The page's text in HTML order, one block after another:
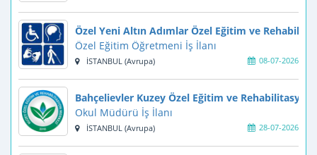
Özel Yeni Altın Adımlar Özel Eğitim ve
Özel Eğitim Öğretmeni İş İlanı
08-07-2026
İSTANBUL (Avrupa)
Bahçelievler Kuzey Özel Eğitim ve Rehabilitasyon
Okul Müdürü İş İlanı
28-07-2026
İSTANBUL (Avrupa)